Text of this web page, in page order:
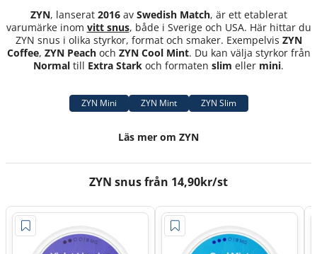
ZYN, lanserat 2016av Swedish Match, är ett etablerat
varumärke inom vitt snus, både i Sverige och USA. Här hittar du
ZYN snus i olika styrkor, format och smaker. Exempelvis ZYN
Coffee, ZYN Peachoch ZYN Cool Mint. Du kan välja styrkor från
Normal till Extra Stark och formaten slim eller mini.
ZYN Mini ZYN Mint ZYN Slim
Läs mer om ZYN
ZYN snus från 14,90kr/st